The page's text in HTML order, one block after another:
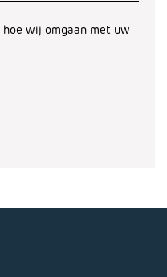
hoe wij omgaan met uw